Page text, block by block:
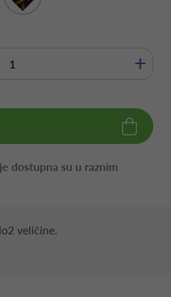
+
dostupna su u raznim
veličine.